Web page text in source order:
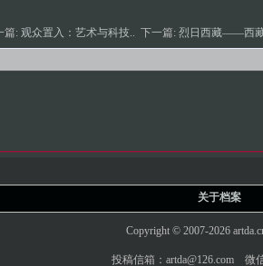
篇:观众置入：艺术与科技.. 下一篇:烈日西藏——西
关于档案
Copyright © 2007-2026
投稿信箱：artda@126.com 微